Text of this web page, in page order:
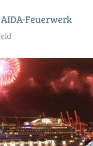
Feuerwerk